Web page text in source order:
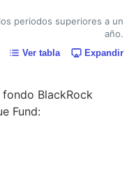
periodos superiores a un
año.
Ver tabla Expandir
BlackRock
Fund: